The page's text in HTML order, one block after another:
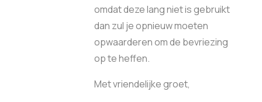
omdat deze lang niet is gebruikt
dan zul je opnieuw moeten
opwaarderen om de bevriezing
op te heffen.
Met vriendelijke groet,